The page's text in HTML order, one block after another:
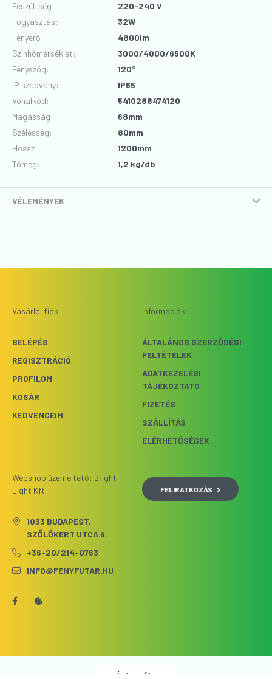
Feszültség:
220-240 V
Fogyasztás:
32W
Fényerő:
4800lm
Színhőmérséklet:
3000/4000/6500K
Fényszög:
120°
IP szabvány:
IP65
Vonalkód:
5410288474120
Magasság:
68mm
Szélesség:
80mm
Hossz:
1200mm
Tömeg:
1,2 kg/db
VÉLEMÉNYEK
Vásárlói fiók
BELÉPÉS
REGISZTRÁCIÓ
PROFILOM
KOSÁR
KEDVENCEIM
Információk
ÁLTALÁNOS SZERZŐDÉSI
FELTÉTELEK
ADATKEZELÉSI
TÁJÉKOZTATÓ
FIZETÉS
SZÁLLÍTÁS
ELÉRHETŐSÉGEK
Webshop üzemeltető: Bright
Light Kft.
1033 BUDAPEST,
SZŐLŐKERT UTCA 9.
+36-20/214-0763
INFO@FENYFUTAR.HU
FELIRATKOZÁS
Árukereső.hu